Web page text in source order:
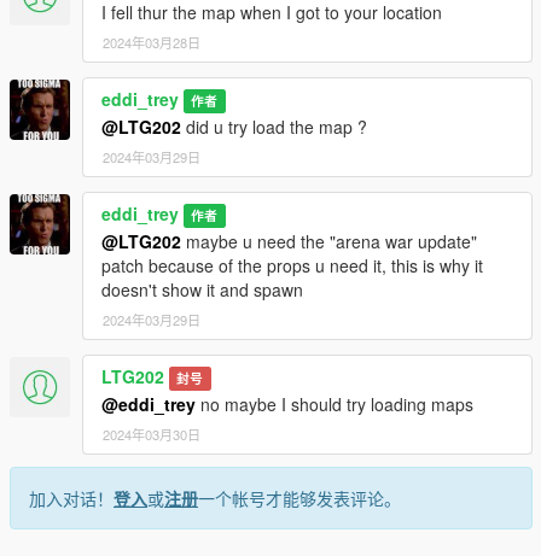
I fell thur the map when I got to your location
2024年03月28日
eddi_trey 作者
@LTG202 did u try load the map ?
2024年03月29日
eddi_trey 作者
@LTG202 maybe u need the "arena war update"
patch because of the props u need it, this is why it
doesn't show it and spawn
2024年03月29日
LTG202 封号
@eddi_trey no maybe I should try loading maps
2024年03月30日
加入对话！ 登入或注册一个帐号才能够发表评论。